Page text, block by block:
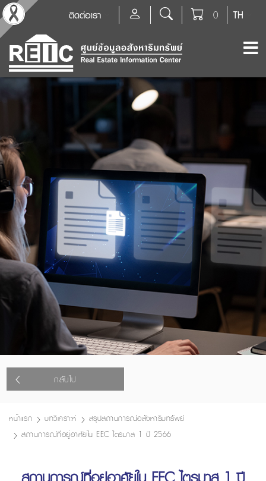
TH
0
ติดต่อเรา
กลับไป
หน้าแรก บทวิเคราะห์
สรุปสถานการณ์อสังหาริมทรัพย์
สถานการณ์ที่อยู่อาศัยใน EEC ไตรมาส 1 ปี 2566